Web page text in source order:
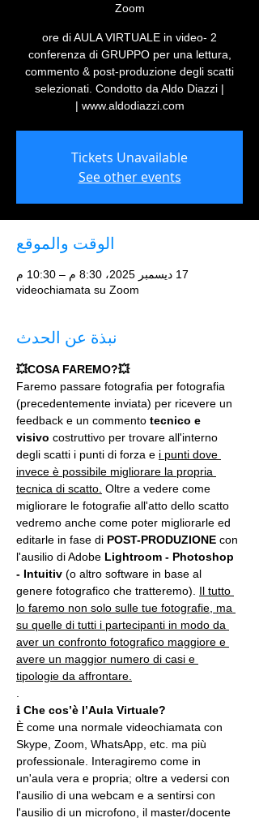
Zoom
2 ore di AULA VIRTUALE in video-
conferenza di GRUPPO per una lettura,
commento & post-produzione degli scatti
selezionati. Condotto da Aldo Diazzi |
www.aldodiazzi.com |
Tickets Unavailable
See other events
الوقت والموقع
17 ديسمبر 2025، 8:30 م – 10:30 م
videochiamata su Zoom
نبذة عن الحدث
💥COSA FAREMO?💥
Faremo passare fotografia per fotografia
(precedentemente inviata) per ricevere un
feedback e un commento tecnico e
visivo costruttivo per trovare all'interno
degli scatti i punti di forza e i punti dove
invece è possibile migliorare la propria
tecnica di scatto. Oltre a vedere come
migliorare le fotografie all'atto dello scatto
vedremo anche come poter migliorarle ed
editarle in fase di POST-PRODUZIONE con
l'ausilio di Adobe Lightroom - Photoshop
- Intuitiv (o altro software in base al
genere fotografico che tratteremo). Il tutto
lo faremo non solo sulle tue fotografie, ma
su quelle di tutti i partecipanti in modo da
aver un confronto fotografico maggiore e
avere un maggior numero di casi e
tipologie da affrontare.
ℹ Che cos’è l’Aula Virtuale?
È come una normale videochiamata con
Skype, Zoom, WhatsApp, etc. ma più
professionale. Interagiremo come in
un'aula vera e propria; oltre a vedersi con
l'ausilio di una webcam e a sentirsi con
l'ausilio di un microfono, il master/docente